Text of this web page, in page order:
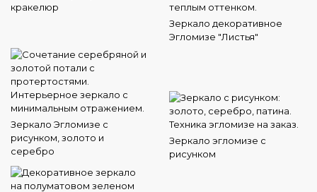
кракелюр
Зеркало декоративное
Эгломизе "Листья"
Зеркало Эгломизе с
рисунком, золото и
серебро
Зеркало эгломизе с
рисунком